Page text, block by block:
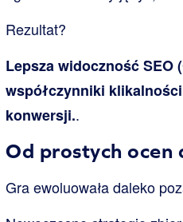
Rezultat?
Lepsza widoczność SEO
współczynniki
konwersji..
Od prostych
Gra ewoluowała daleko